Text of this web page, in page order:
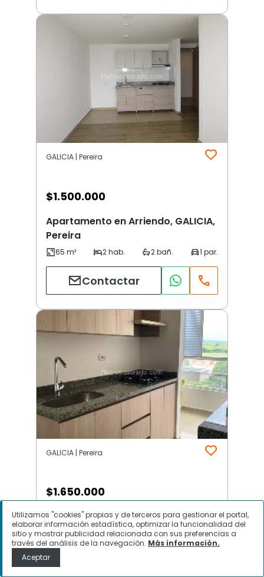
GALICIA | Pereira
$1.500.000
Apartamento en Arriendo, GALICIA,
Pereira
Contactar
GALICIA | Pereira
$1.650.000
Apartamento en Arriendo, GALICIA,
Pereira
Utilizamos "cookies" propias y de terceros para gestionar el portal,
elaborar información estadística, optimizar la funcionalidad del
sitio y mostrar publicidad relacionada con sus preferencias a
través del análisis de la navegación. Más información.
Aceptar